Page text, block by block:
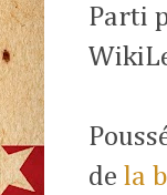
Parti
de la